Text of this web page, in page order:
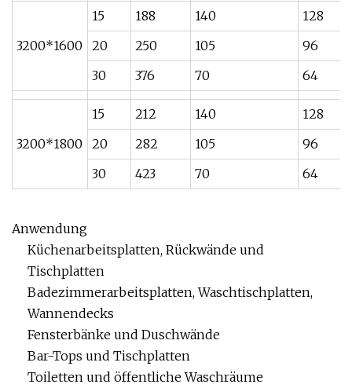
3200*1600
15 188 140
128
20
250 105
96
30
376 70 64
3200*1800
15 212 140
128
20
282 105
96
30
423 70 64
Anwendung
Küchenarbeitsplatten, Rückwände und
Tischplatten
Badezimmerarbeitsplatten, Waschtischplatten,
Wannendecks
Fensterbänke und Duschwände
Bar-Tops und Tischplatten
Toiletten und öffentliche Waschräume